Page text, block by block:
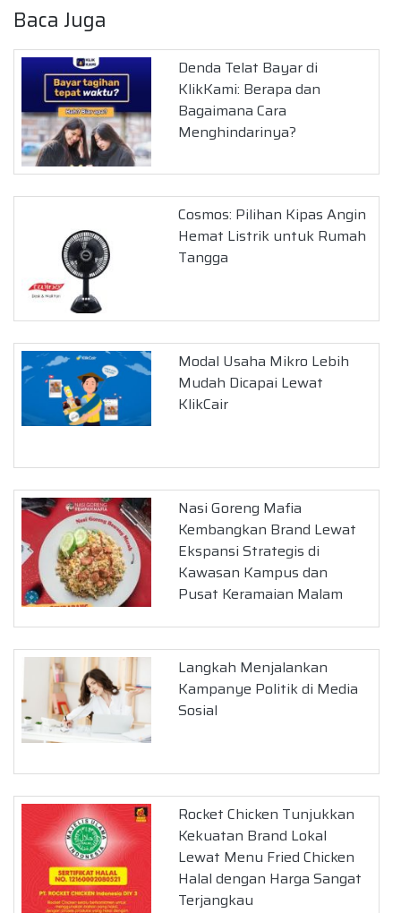
Baca Juga
Denda Telat Bayar di
KlikKami: Berapa dan
Bagaimana Cara
Menghindarinya?
Cosmos: Pilihan Kipas Angin
Hemat Listrik untuk Rumah
Tangga
Modal Usaha Mikro Lebih
Mudah Dicapai Lewat
KlikCair
Nasi Goreng Mafia
Kembangkan Brand Lewat
Ekspansi Strategis di
Kawasan Kampus dan
Pusat Keramaian Malam
Langkah Menjalankan
Kampanye Politik di Media
Sosial
Rocket Chicken Tunjukkan
Kekuatan Brand Lokal
Lewat Menu Fried Chicken
Halal dengan Harga Sangat
Terjangkau